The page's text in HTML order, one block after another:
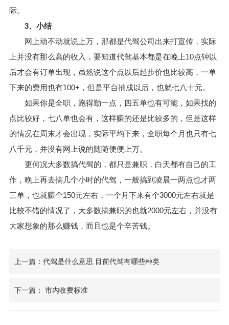
际。
3、小结
网上动不动就说上万，那都是代驾公司出来打宣传，实际
上并没有那么高的收入，要知道代驾基本都是在晚上10点钟以
后才会有订单出现，虽然说这个点以后起步价也比较高，一单
下来的费用也有100+，但是平台抽成以后，也就七八十元。
如果你是全职，跑得勤一点，四五单也有可能，如果找的
点比较好，七八单也会有，这样赚的还是比较多的，但是这样
的情况在周末才会出现，实际平均下来，全职每个月也只有七
八千元，并没有网上说的随随便便上万。
更何况大多数搞代驾的，都只是兼职，白天都有自己的工
作，晚上再去搞几个小时的代驾，一般搞到凌晨一两点也才两
三单，也就赚个150元左右，一个月下来有个3000元左右就是
比较不错的情况了，大多数搞兼职的也就2000元左右，并没有
大家想象的那么赚钱，而且也是个辛苦钱。
上一篇：代驾是什么意思 目前代驾有哪些种类
下一篇： 市内收费标准